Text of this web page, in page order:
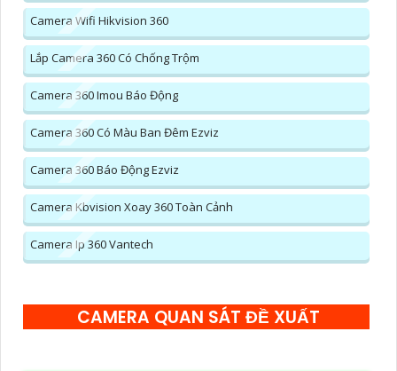
Camera Wifi Hikvision 360
Lắp Camera 360 Có Chống Trộm
Camera 360 Imou Báo Động
Camera 360 Có Màu Ban Đêm Ezviz
Camera 360 Báo Động Ezviz
Camera Kbvision Xoay 360 Toàn Cảnh
Camera Ip 360 Vantech
CAMERA QUAN SÁT ĐỀ XUẤT